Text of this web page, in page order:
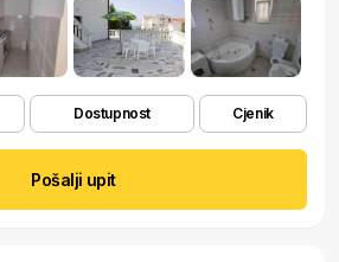
Dostupnost Cjenik
Pošalji upit